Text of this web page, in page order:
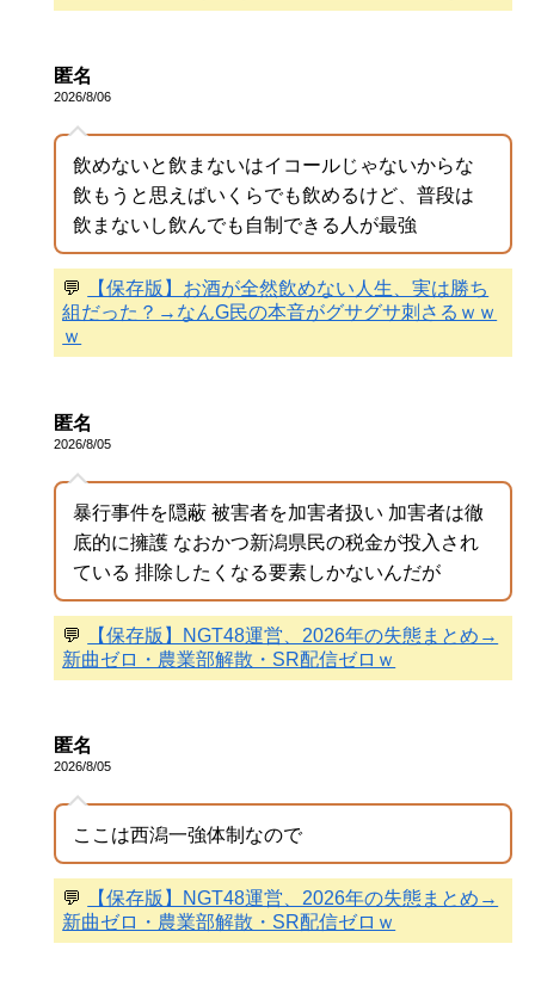
匿名
2026/8/06
飲めないと飲まないはイコールじゃないからな
飲もうと思えばいくらでも飲めるけど、普段は
飲まないし飲んでも自制できる人が最強
💬
【保存版】お酒が全然飲めない人生、実は勝ち
組だった？→なんG民の本音がグサグサ刺さるｗｗ
ｗ
匿名
2026/8/05
暴行事件を隠蔽 被害者を加害者扱い 加害者は徹
底的に擁護 なおかつ新潟県民の税金が投入され
ている 排除したくなる要素しかないんだが
💬
【保存版】NGT48運営、2026年の失態まとめ→
新曲ゼロ・農業部解散・SR配信ゼロｗ
匿名
2026/8/05
ここは西潟一強体制なので
💬
【保存版】NGT48運営、2026年の失態まとめ→
新曲ゼロ・農業部解散・SR配信ゼロｗ